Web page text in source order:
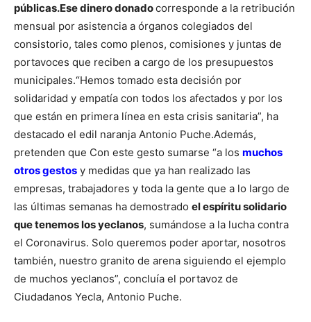
públicas.Ese dinero donadocorresponde a la retribución
mensual por asistencia a órganos colegiados del
consistorio, tales como plenos, comisiones y juntas de
portavoces que reciben a cargo de los presupuestos
municipales.“Hemos tomado esta decisión por
solidaridad y empatía con todos los afectados y por los
que están en primera línea en esta crisis sanitaria”, ha
destacado el edil naranja Antonio Puche.Además,
pretenden que Con este gesto sumarse “a los muchos
otros gestos y medidas que ya han realizado las
empresas, trabajadores y toda la gente que a lo largo de
las últimas semanas ha demostrado el espíritu solidario
que tenemos los yeclanos, sumándose a la lucha contra
el Coronavirus. Solo queremos poder aportar, nosotros
también, nuestro granito de arena siguiendo el ejemplo
de muchos yeclanos”, concluía el portavoz de
Ciudadanos Yecla, Antonio Puche.